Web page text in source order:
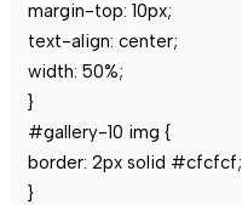
margin-top: 10px;
text-align: center;
width: 50%;
}
#gallery-10 img {
border: 2px solid #cfcfcf;
}